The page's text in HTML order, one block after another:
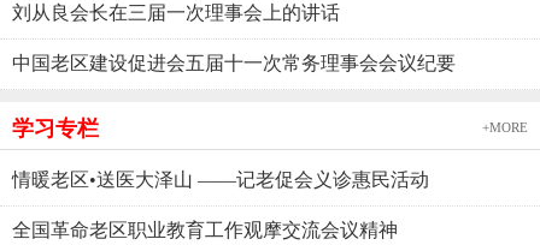
刘从良会长在三届一次理事会上的讲话
中国老区建设促进会五届十一次常务理事会会议纪要
学习专栏 +MORE
情暖老区•送医大泽山 ——记老促会义诊惠民活动
全国革命老区职业教育工作观摩交流会议精神